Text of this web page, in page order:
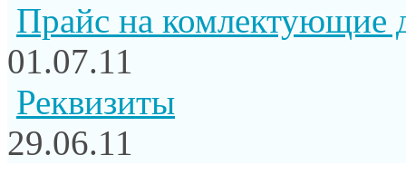
Прайс на комлектующие
01.07.11
Реквизиты
29.06.11